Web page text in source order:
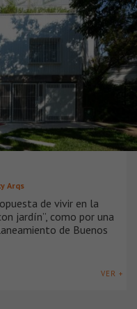
Arqs
de vivir en la
jardín”, como por una
de Buenos
VER +